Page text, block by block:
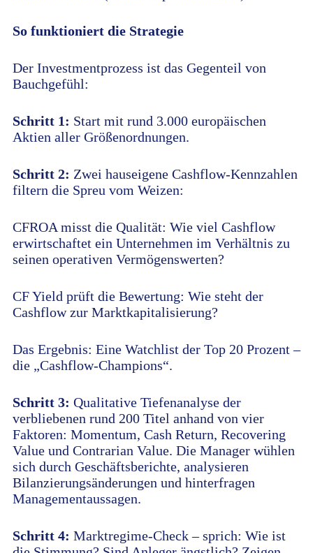
So funktioniert die Strategie
Der Investmentprozess ist das Gegenteil von
Bauchgefühl:
Schritt 1: Start mit rund 3.000 europäischen
Aktien aller Größenordnungen.
Schritt 2: Zwei hauseigene Cashflow-Kennzahlen
filtern die Spreu vom Weizen:
CFROA misst die Qualität: Wie viel Cashflow
erwirtschaftet ein Unternehmen im Verhältnis zu
seinen operativen Vermögenswerten?
CF Yield prüft die Bewertung: Wie steht der
Cashflow zur Marktkapitalisierung?
Das Ergebnis: Eine Watchlist der Top 20 Prozent –
die „Cashflow-Champions“.
Schritt 3: Qualitative Tiefenanalyse der
verbliebenen rund 200 Titel anhand von vier
Faktoren: Momentum, Cash Return, Recovering
Value und Contrarian Value. Die Manager wühlen
sich durch Geschäftsberichte, analysieren
Bilanzierungsänderungen und hinterfragen
Managementaussagen.
Schritt 4: Marktregime-Check – sprich: Wie ist